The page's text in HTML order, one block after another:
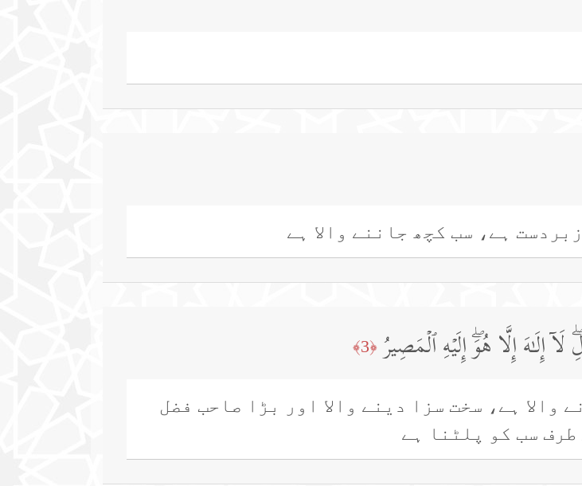
ہے، سب کچھ جاننے والا ہے
إِلَـٰهَ إِلَّا هُوَۖ إِلَیۡهِ ٱلۡمَصِیرُ ﴿3﴾
والا ہے، سخت سزا دینے والا اور بڑا صاحب فضل
سب کو پلٹنا ہے